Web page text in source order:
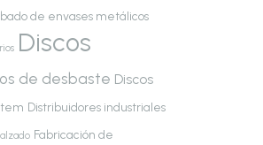
de envases metálicos
Discos
de desbaste Discos
Distribuidores industriales
Fabricación de